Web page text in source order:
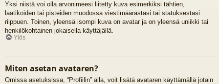
Yksi niistä voi olla arvonimeesi liitetty kuva esimerkiksi tähtien,
laatikoiden tai pisteiden muodossa viestimäärästäsi tai statuksestasi
riippuen. Toinen, yleensä isompi kuva on avatar ja on yleensä uniikki tai
henkilökohtainen jokaisella käyttäjällä.
Ylös
Miten asetan avataren?
Omissa asetuksissa, “Profiilin” alla, voit lisätä avataren käyttämällä jotain